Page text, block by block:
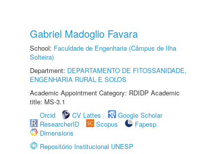
Gabriel Madoglio Favara
School: Faculdade de Engenharia (Câmpus de Ilha
Solteira)
Department: DEPARTAMENTO DE FITOSSANIDADE,
ENGENHARIA RURAL E SOLOS
Academic Appointment Category: RDIDP Academic
title: MS-3.1
Orcid
CV Lattes
Google Scholar
ResearcherID
Scopus
Fapesp
Dimensions
Repositório Institucional UNESP